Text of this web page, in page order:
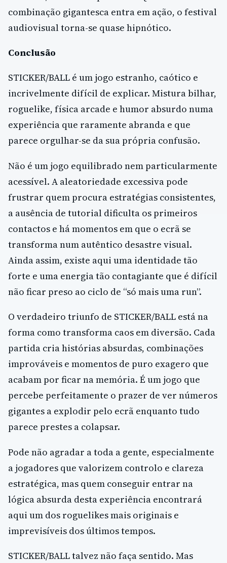
combinação gigantesca entra em ação, o festival
audiovisual torna-se quase hipnótico.
Conclusão
STICKER/BALL é um jogo estranho, caótico e
incrivelmente difícil de explicar. Mistura bilhar,
roguelike, física arcade e humor absurdo numa
experiência que raramente abranda e que
parece orgulhar-se da sua própria confusão.
Não é um jogo equilibrado nem particularmente
acessível. A aleatoriedade excessiva pode
frustrar quem procura estratégias consistentes,
a ausência de tutorial dificulta os primeiros
contactos e há momentos em que o ecrã se
transforma num autêntico desastre visual.
Ainda assim, existe aqui uma identidade tão
forte e uma energia tão contagiante que é difícil
não ficar preso ao ciclo de “só mais uma run”.
O verdadeiro triunfo de STICKER/BALL está na
forma como transforma caos em diversão. Cada
partida cria histórias absurdas, combinações
improváveis e momentos de puro exagero que
acabam por ficar na memória. É um jogo que
percebe perfeitamente o prazer de ver números
gigantes a explodir pelo ecrã enquanto tudo
parece prestes a colapsar.
Pode não agradar a toda a gente, especialmente
a jogadores que valorizem controlo e clareza
estratégica, mas quem conseguir entrar na
lógica absurda desta experiência encontrará
aqui um dos roguelikes mais originais e
imprevisíveis dos últimos tempos.
STICKER/BALL talvez não faça sentido. Mas